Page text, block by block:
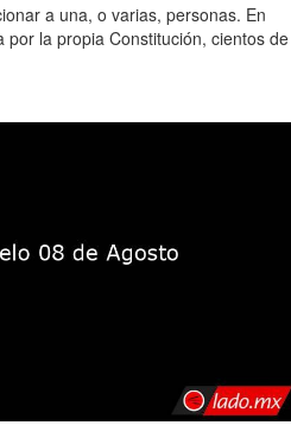
a una, o varias, personas. En
la propia Constitución, cientos de